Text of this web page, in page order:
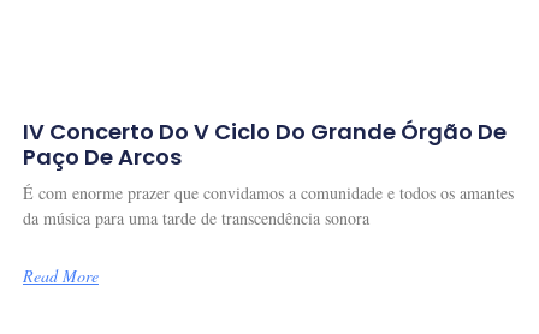
IV Concerto Do V Ciclo Do Grande Órgão De
Paço De Arcos
É com enorme prazer que convidamos a comunidade e todos os amantes
da música para uma tarde de transcendência sonora
Read More